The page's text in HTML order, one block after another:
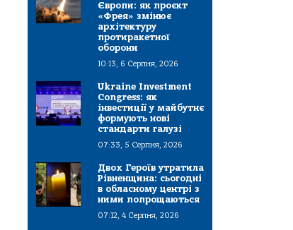
Європи: як проєкт
«Фрея» змінює
архітектуру
протиракетної
оборони
10:13, 6 Серпня, 2026
Ukraine Investment
Congress: як
інвестиції у майбутнє
формують нові
стандарти галузі
07:33, 5 Серпня, 2026
Двох Героїв утратила
Рівненщина: сьогодні
в обласному центрі з
ними попрощаються
07:12, 4 Серпня, 2026